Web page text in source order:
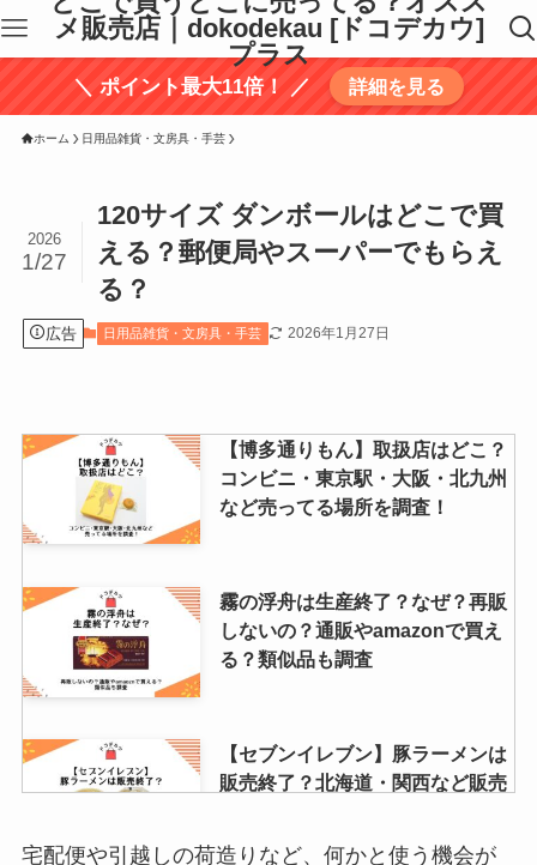
メ販売店｜dokodekau [ドコデカウ]
プラス
＼ ポイント最大11倍！ ／ 詳細を見る
ホーム 日用品雑貨・文房具・手芸
120サイズ ダンボールはどこで買
える？郵便局やスーパーでもらえ
る？
2026
1/27
広告 日用品雑貨・文房具・手芸 2026年1月27日
【博多通りもん】取扱店はどこ？
コンビニ・東京駅・大阪・北九州
など売ってる場所を調査！
霧の浮舟は生産終了？なぜ？再販
しないの？通販やamazonで買え
る？類似品も調査
【セブンイレブン】豚ラーメンは
販売終了？北海道・関西など販売
宅配便や引越しの荷造りなど、何かと使う機会が